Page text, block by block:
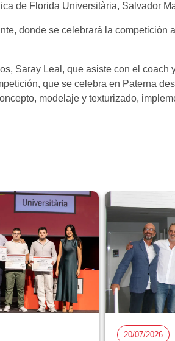
de Florida Universitària, Salvador
donde se celebrará la competición
Saray Leal, que asiste con el coach
que se celebra en Paterna
modelaje y texturizado,
20/07/2026